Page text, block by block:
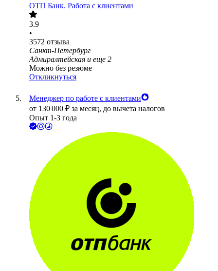
ОТП Банк. Работа с клиентами
3.9
•
3572 отзыва
Санкт-Петербург
Адмиралтейская и еще 2
Можно без резюме
Откликнуться
Менеджер по работе с клиентами
от 130 000 ₽ за месяц, до вычета налогов
Опыт 1-3 года